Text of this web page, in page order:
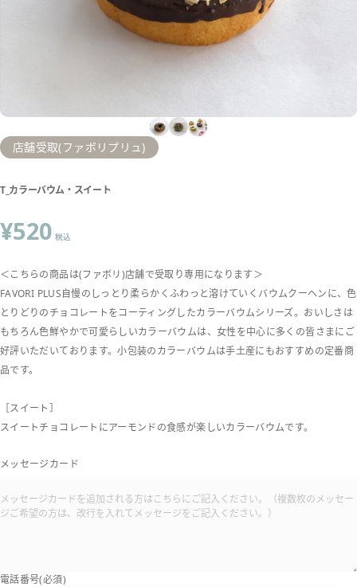
店舗受取(ファボリプリュ)
T_カラーバウム・スイート
¥520 税込
＜こちらの商品は(ファボリ)店舗で受取り専用になります＞
FAVORI PLUS自慢のしっとり柔らかくふわっと溶けていくバウムクーヘンに、色
とりどりのチョコレートをコーティングしたカラーバウムシリーズ。おいしさは
もちろん色鮮やかで可愛らしいカラーバウムは、女性を中心に多くの皆さまにご
好評いただいております。小包装のカラーバウムは手土産にもおすすめの定番商
品です。
［スイート］
スイートチョコレートにアーモンドの食感が楽しいカラーバウムです。
メッセージカード
電話番号(必須)